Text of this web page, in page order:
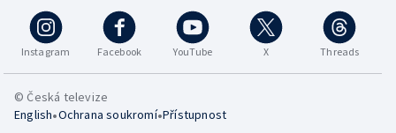
Instagram Facebook YouTube X Threads
© Česká televize
English•Ochrana soukromí•Přístupnost